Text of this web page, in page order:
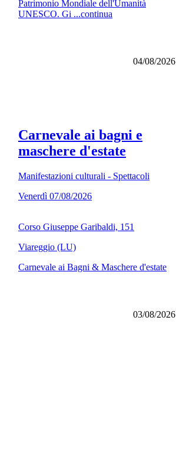
Patrimonio Mondiale dell'Umanità
UNESCO. Gi ...continua
04/08/2026
Carnevale ai bagni e
maschere d'estate
Manifestazioni culturali - Spettacoli
Venerdì 07/08/2026
Corso Giuseppe Garibaldi, 151
Viareggio (LU)
Carnevale ai Bagni & Maschere d'estate
03/08/2026